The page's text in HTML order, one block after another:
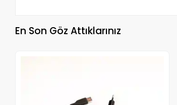
En Son Göz Attıklarınız